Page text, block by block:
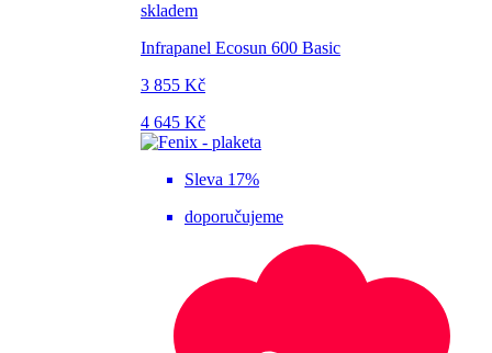
skladem
Infrapanel Ecosun 600 Basic
3 855 Kč
4 645 Kč
Sleva 17%
doporučujeme